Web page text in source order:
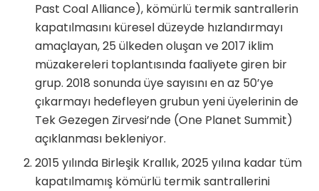
Past Coal Alliance), kömürlü termik santrallerin
kapatılmasını küresel düzeyde hızlandırmayı
amaçlayan, 25 ülkeden oluşan ve 2017 iklim
müzakereleri toplantısında faaliyete giren bir
grup. 2018 sonunda üye sayısını en az 50’ye
çıkarmayı hedefleyen grubun yeni üyelerinin de
Tek Gezegen Zirvesi’nde (One Planet Summit)
açıklanması bekleniyor.
2015 yılında Birleşik Krallık, 2025 yılına kadar tüm
kapatılmamış kömürlü termik santrallerini